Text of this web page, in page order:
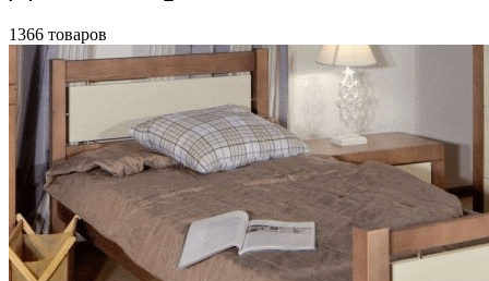
1366 товаров